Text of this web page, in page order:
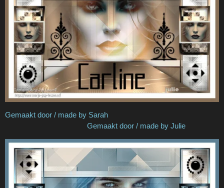
Gemaakt door / made by Sarah
Gemaakt door / made by Julie